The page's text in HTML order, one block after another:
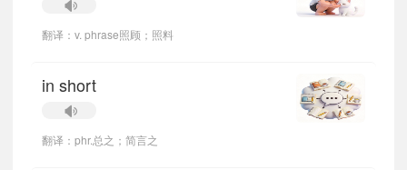
翻译：v. phrase照顾；照料
in short
翻译：phr.总之；简言之